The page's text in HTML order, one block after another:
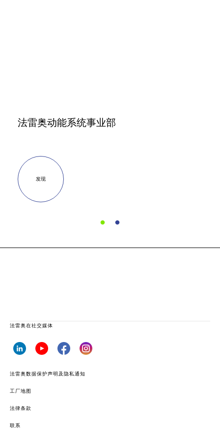
法雷奥动能系统事业部
发现
法雷奥在社交媒体
法雷奥数据保护声明及隐私通知
工厂地图
法律条款
联系